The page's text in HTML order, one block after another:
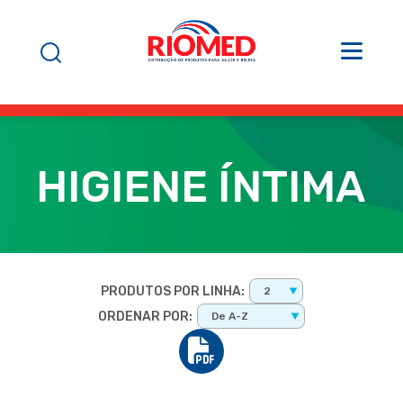
HIGIENE ÍNTIMA
PRODUTOS POR LINHA: 2
ORDENAR POR: De A-Z